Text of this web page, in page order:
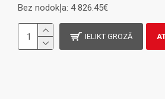
Bez nodokļa: 4 826.45€
IELIKT GROZĀ